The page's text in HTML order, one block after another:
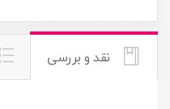
نقد و بررسی